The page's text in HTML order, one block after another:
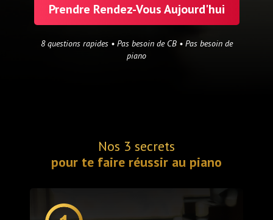
Prendre Rendez-Vous Aujourd'hui
8 questions rapides • Pas besoin de CB • Pas besoin de
piano
Nos 3 secrets
pour te faire réussir au piano